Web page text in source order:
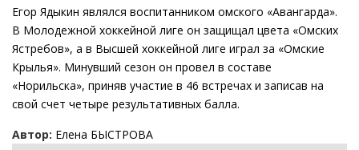
Егор Ядыкин являлся воспитанником омского «Авангарда».
В Молодежной хоккейной лиге он защищал цвета «Омских
Ястребов», а в Высшей хоккейной лиге играл за «Омские
Крылья». Минувший сезон он провел в составе
«Норильска», приняв участие в 46 встречах и записав на
свой счет четыре результативных балла.
Автор: Елена БЫСТРОВА